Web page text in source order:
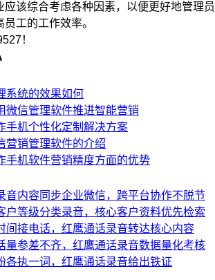
应该综合考虑各种因素，以便更好地管理员
工的工作效率。
！
系统的效果如何
微信管理软件推进智能营销
手机个性化定制解决方案
营销管理软件的介绍
手机软件营销精度方面的优势
音内容同步企业微信，跨平台协作不脱节
户等级分类录音，核心客户资料优先检索
间接电话，红鹰通话录音转达核心内容
量参差不齐，红鹰通话录音数据量化考核
各执一词，红鹰通话录音给出铁证